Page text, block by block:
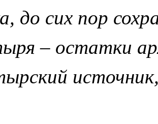
до сих пор
– остатки